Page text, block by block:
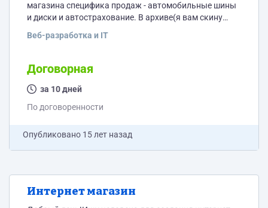
магазина специфика продаж - автомобильные шины
и диски и автострахование. В архиве(я вам скину
с фотографиями и описаниями.То есть я хотел как бы
каждый день по остаткам оно либо не появлялось
либо появлялось в наличии(поскольку наличие
всегда меняется а прайс как правило...
Веб-разработка и IT
Договорная
за 10 дней
По договоренности
Опубликовано 15 лет назад
Интернет магазин